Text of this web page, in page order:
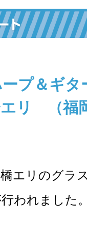
プ＆ギタ
リ （福
エリのグラ
われました